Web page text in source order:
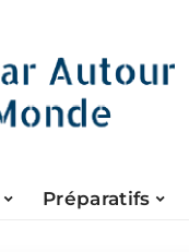
Préparatifs